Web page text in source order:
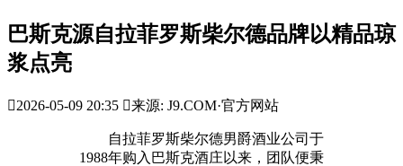
巴斯克源自拉菲罗斯柴尔德品牌以精品琼
浆点亮
2026-05-09 20:35 来源: J9.COM·官方网站
自拉菲罗斯柴尔德男爵酒业公司于
1988年购入巴斯克酒庄以来，团队便秉